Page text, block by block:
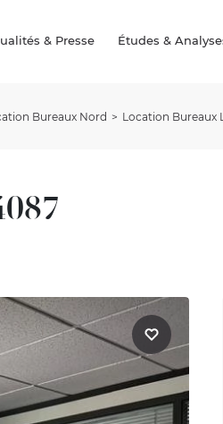
& Presse Études &
Bureaux Nord Location Bureaux